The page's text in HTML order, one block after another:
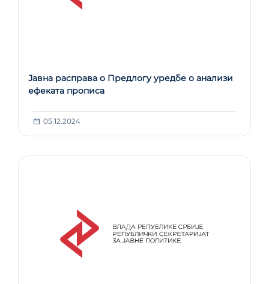
Јавна расправа о Предлогу уредбе о анализи
ефеката прописа
05.12.2024